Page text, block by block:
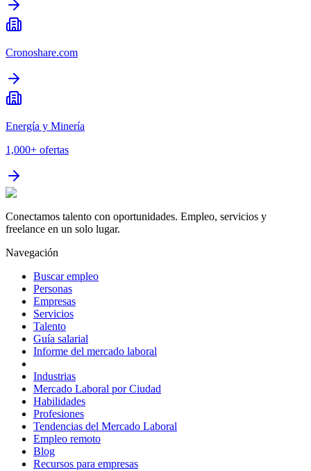
Cronoshare.com
Energía y Minería
1,000+ ofertas
Conectamos talento con oportunidades. Empleo, servicios y
freelance en un solo lugar.
Navegación
Buscar empleo
Personas
Empresas
Servicios
Talento
Guía salarial
Informe del mercado laboral
Industrias
Mercado Laboral por Ciudad
Habilidades
Profesiones
Tendencias del Mercado Laboral
Empleo remoto
Blog
Recursos para empresas